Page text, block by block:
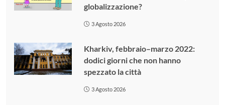
globalizzazione?
3 Agosto 2026
Kharkiv, febbraio–marzo 2022:
dodici giorni che non hanno
spezzato la città
3 Agosto 2026